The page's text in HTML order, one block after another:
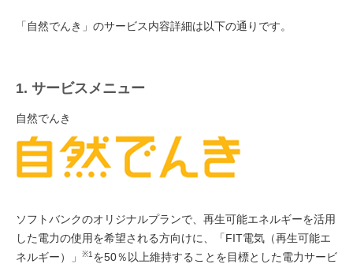
「自然でんき」のサービス内容詳細は以下の通りです。
1. サービスメニュー
自然でんき
ソフトバンクのオリジナルプランで、再生可能エネルギーを活用
した電力の使用を希望される方向けに、「FIT電気（再生可能エ
ネルギー）」
※1 を50％以上維持することを目標とした電力サービ